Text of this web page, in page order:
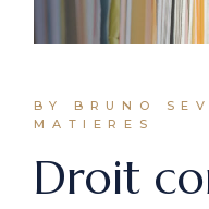
BY BRUNO
MATIERES
Droit